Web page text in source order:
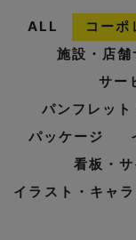
ALL コーポ
施設・店舗
サー
パンフレッ
パッケージ
看板・
イラスト・キャ